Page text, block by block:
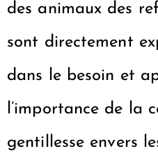
des animaux des
sont directement
dans le besoin et
l’importance de la
gentillesse envers